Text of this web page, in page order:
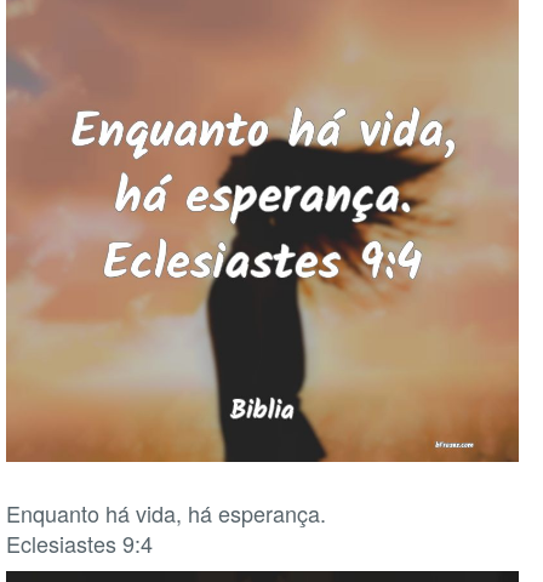
Enquanto há vida, há esperança.
Eclesiastes 9:4